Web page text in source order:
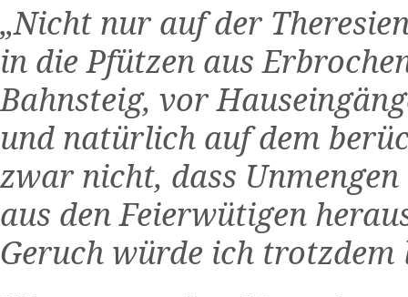
„Nicht nur auf der
in die Pfützen aus
Bahnsteig, vor
und natürlich auf dem
zwar nicht, dass
aus den Feierwütigen
Geruch würde ich trotzdem